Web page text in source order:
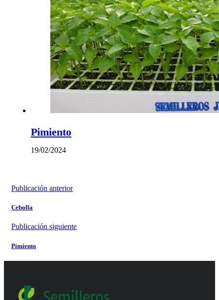
Pimiento
19/02/2024
Publicación anterior
Cebolla
Publicación siguiente
Pimiento